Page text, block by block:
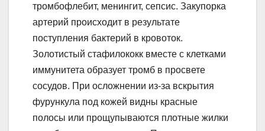
тромбофлебит, менингит, сепсис. Закупорка
артерий происходит в результате
поступления бактерий в кровоток.
Золотистый стафилококк вместе с клетками
иммунитета образует тромб в просвете
сосудов. При осложнении из-за вскрытия
фурункула под кожей видны красные
полосы или прощупываются плотные жилки